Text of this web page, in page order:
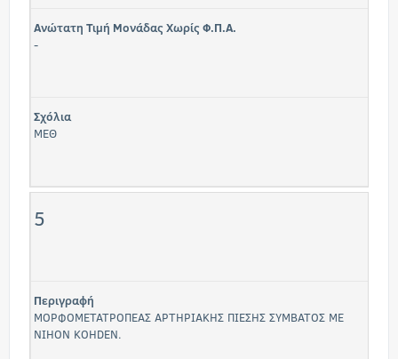
Ανώτατη Τιμή Μονάδας Χωρίς Φ.Π.Α.
-
Σχόλια
ΜΕΘ
5
Περιγραφή
ΜΟΡΦΟΜΕΤΑΤΡΟΠΕΑΣ ΑΡΤΗΡΙΑΚΗΣ ΠΙΕΣΗΣ ΣΥΜΒΑΤΟΣ ΜΕ
NIHON KOHDEN.